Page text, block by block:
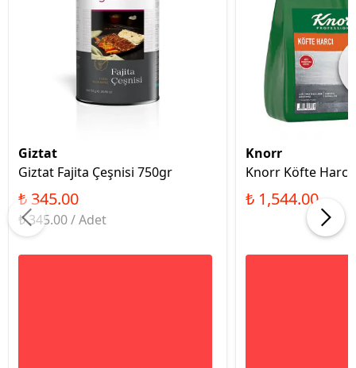
Giztat
Giztat Fajita Çeşnisi 750gr
₺ 345.00
₺ 345.00 / Adet
Knorr
Knorr Köfte Harcı
₺ 1,544.00